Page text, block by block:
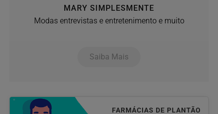
MARY SIMPLESMENTE
Modas entrevistas e entretenimento e muito
Saiba Mais
FARMÁCIAS DE PLANTÃO